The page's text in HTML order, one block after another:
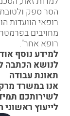
הסר ספק
רופאי הוועדות
מחויבים
רופא אחר".
למידע נוסף
לנושא הכתבה
תאונת עבודה
אנו במשרד
לשירותכם
לייעוץ ראשוני